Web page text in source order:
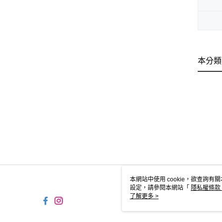
本分
本網站中使用 cookie，欲查詢有
設定，請參閱本網站「 隱私權條款
使用 cookie。
了解更多 >